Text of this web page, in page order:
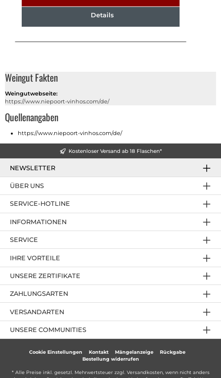
Details
Weingut Fakten
Weingutwebseite:
https://www.niepoort-vinhos.com/de/
Quellenangaben
https://www.niepoort-vinhos.com/de/
Kostenloser Versand ab 18 Flaschen*
NEWSLETTER
SERVICE-HOTLINE
IHRE VORTEILE
ZAHLUNGSARTEN
ÜBER UNS
UNSERE ZERTIFIKATE
INFORMATIONEN
SERVICE
UNSERE COMMUNITIES
VERSANDARTEN
Cookie Einstellungen Kontakt Mängelanzeige
Rückgabe
Bestellung widerrufen
* Alle Preise inkl. gesetzl. Mehrwertsteuer zzgl. Versandkosten, wenn nicht anders